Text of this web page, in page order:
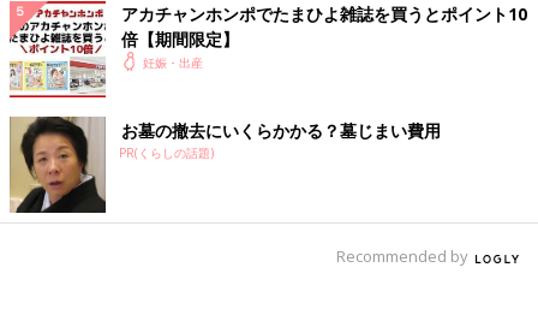
💬 1♥0
み*****さん
冬なんで余計腰が痛みますよね…🥲 ヘルニアは辛いです՞߹
- ߹՞ お互いなんとか乗り切りましょう💪
アカチャンホンポでたまひよ雑誌を買うとポイント10
倍【期間限定】
妊娠・出産
お墓の撤去にいくらかかる？墓じまい費用
PR(くらしの話題)
Recommended by